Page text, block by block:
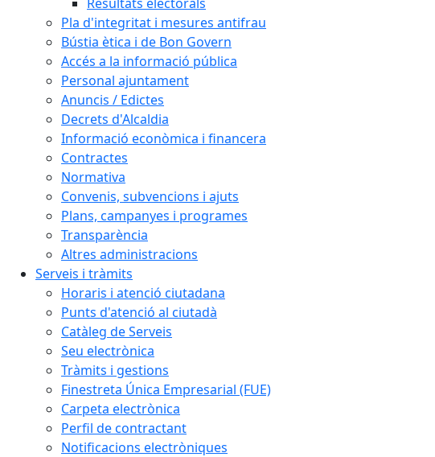
Pla d'integritat i mesures antifrau
Bústia ètica i de Bon Govern
Accés a la informació pública
Personal ajuntament
Anuncis / Edictes
Decrets d'Alcaldia
Informació econòmica i financera
Contractes
Normativa
Convenis, subvencions i ajuts
Plans, campanyes i programes
Transparència
Altres administracions
Serveis i tràmits
Horaris i atenció ciutadana
Punts d'atenció al ciutadà
Catàleg de Serveis
Seu electrònica
Tràmits i gestions
Finestreta Única Empresarial (FUE)
Carpeta electrònica
Perfil de contractant
Notificacions electròniques